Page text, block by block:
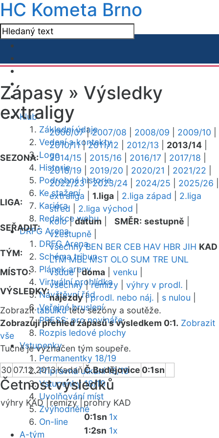
HC Kometa Brno
Klub
Základní údaje
Vedení a kontakty
Logo
Historie
Podrobná historie
Ke stažení
Kariéra
Redakce webu
DRFG Arena
DRFG Arena
Schéma tribun
Plánek areny
Virtuální prohlídka
Návštěvní řád
Veřejné bruslení
PRESS: pro novináře
Rozpis ledové plochy
Vstupenky
Permanentky 18/19
Přípravná utkání 18/19
Vstupenky 18/19
Uvolňování míst
Zvýhodněné
On-line
A-tým
Zápasy » Výsledky
extraligy
SEZONA:
2006/07|2007/08 2008/09 2009/10
2010/11|2011/12 2012/13 2013/14
2014/15
2015/16 2016/17 2017/18
2018/19
2019/20 2020/21 2021/22
2022/23|2023/24 2024/25 2025/26
LIGA:
extraliga 1.liga 2.liga západ
2.liga
střed
2.liga východ
SEŘADIT:
kolo|datum SMĚR: sestupně
vzestupně
TÝM:
všechny BEN BER CEB HAV HBR JIH KAD
LTM MBL MST OLO SUM TRE UNL
MÍSTO:
všude|doma venku
VÝSLEDKY:
všechny|remízy výhry v prodl.
nájezdy|prodl. nebo náj. s nulou
Zobrazittabulkutéto sezóny a soutěže.
Zobrazuji přehled zápasů s výsledkem 0:1. Zobrazit
vše
Tučně je vyznačen tým soupeře.
30 07.12.2013KadaňČ.Budějovice 0:1sn
Četnost výsledků
výhry KAD |remízy |prohry KAD
0:1sn 1x
1:2sn 1x